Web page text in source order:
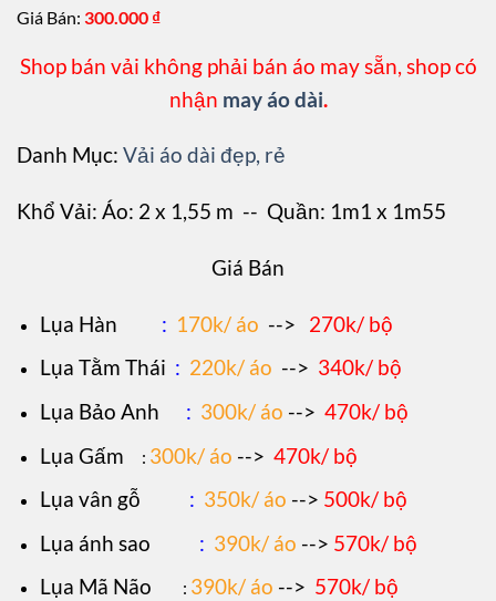
Giá Bán: 300.000 ₫
Shop bán vải không phải bán áo may sẵn, shop có
nhận may áo dài.
Danh Mục: Vải áo dài đẹp, rẻ
Khổ Vải: Áo: 2 x 1,55 m -- Quần: 1m1 x 1m55
Giá Bán
Lụa Hàn : 170k/ áo --> 270k/ bộ
Lụa Tằm Thái : 220k/ áo --> 340k/ bộ
Lụa Bảo Anh
: 300k/ áo --> 470k/ bộ
Lụa Gấm
: 300k/ áo --> 470k/ bộ
Lụa vân gỗ : 350k/ áo --> 500k/ bộ
Lụa ánh sao : 390k/ áo --> 570k/ bộ
Lụa Mã Não
: 390k/ áo --> 570k/ bộ